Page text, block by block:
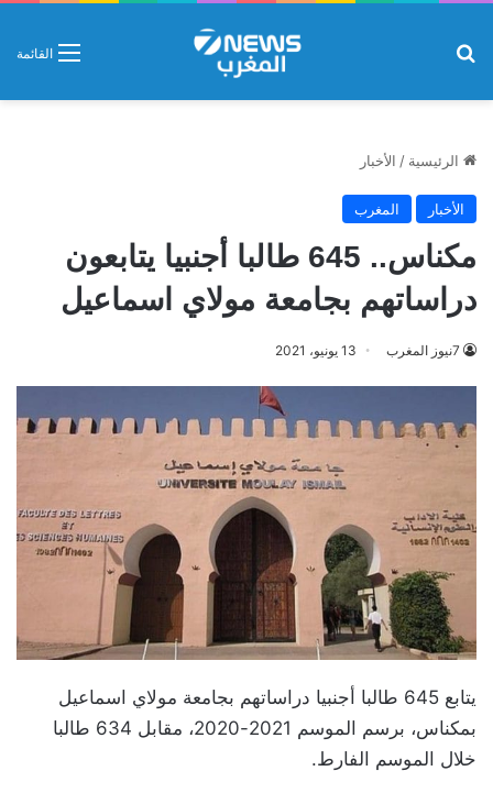
القائمة
الرئيسية / الأخبار
الأخبار المغرب
مكناس.. 645 طالبا أجنبيا يتابعون
دراساتهم بجامعة مولاي اسماعيل
7نيوز المغرب 13 يونيو، 2021
يتابع 645 طالبا أجنبيا دراساتهم بجامعة مولاي اسماعيل
بمكناس، برسم الموسم 2021-2020، مقابل 634 طالبا
خلال الموسم الفارط.